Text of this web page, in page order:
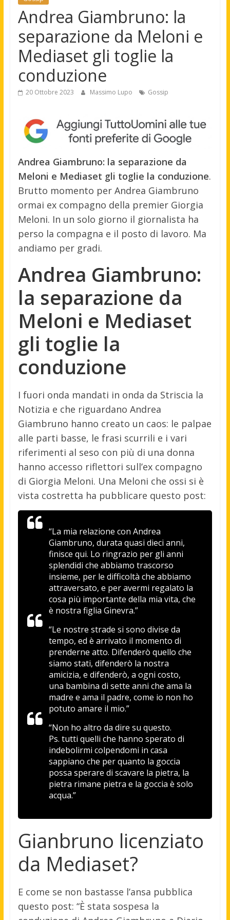
Andrea Giambruno: la
separazione da Meloni e
Mediaset gli toglie la
conduzione
20 Ottobre 2023 Massimo Lupo Gossip
Andrea Giambruno: la separazione da
Meloni e Mediaset gli toglie la conduzione.
Brutto momento per Andrea Giambruno
ormai ex compagno della premier Giorgia
Meloni. In un solo giorno il giornalista ha
perso la compagna e il posto di lavoro. Ma
andiamo per gradi.
Andrea Giambruno:
la separazione da
Meloni e Mediaset
gli toglie la
conduzione
I fuori onda mandati in onda da Striscia la
Notizia e che riguardano Andrea
Giambruno hanno creato un caos: le palpae
alle parti basse, le frasi scurrili e i vari
riferimenti al seso con più di una donna
hanno accesso riflettori sull’ex compagno
di Giorgia Meloni. Una Meloni che ossi si è
vista costretta ha pubblicare questo post:
“La mia relazione con Andrea
Giambruno, durata quasi dieci anni,
finisce qui. Lo ringrazio per gli anni
splendidi che abbiamo trascorso
insieme, per le difficoltà che abbiamo
attraversato, e per avermi regalato la
cosa più importante della mia vita, che
è nostra figlia Ginevra.”
“Le nostre strade si sono divise da
tempo, ed è arrivato il momento di
prenderne atto. Difenderò quello che
siamo stati, difenderò la nostra
amicizia, e difenderò, a ogni costo,
una bambina di sette anni che ama la
madre e ama il padre, come io non ho
potuto amare il mio.”
“Non ho altro da dire su questo.
Ps. tutti quelli che hanno sperato di
indebolirmi colpendomi in casa
sappiano che per quanto la goccia
possa sperare di scavare la pietra, la
pietra rimane pietra e la goccia è solo
acqua.”
Gianbruno licenziato
da Mediaset?
E come se non bastasse l’ansa pubblica
questo post: “È stata sospesa la